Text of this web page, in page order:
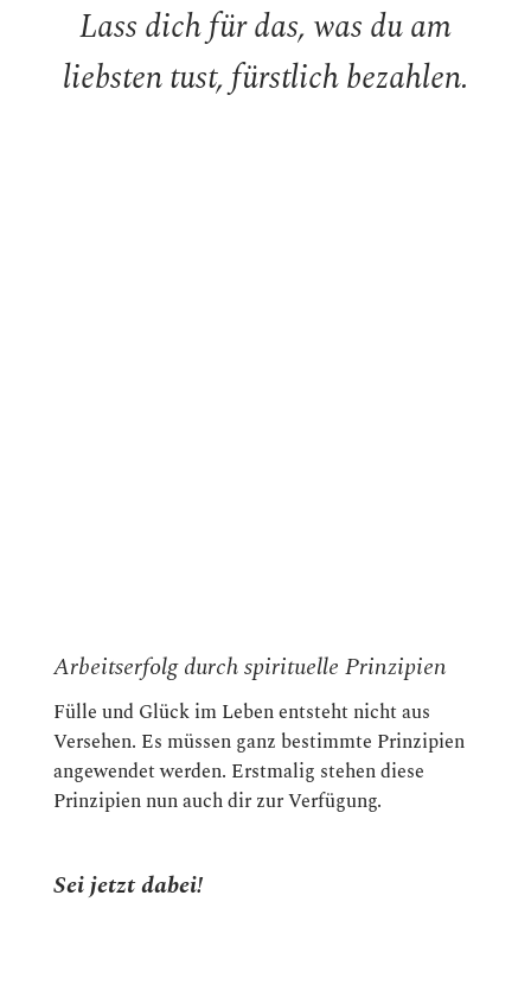
Lass dich für das, was du am
liebsten tust, fürstlich bezahlen.
Arbeitserfolg durch spirituelle Prinzipien
Fülle und Glück im Leben entsteht nicht aus
Versehen. Es müssen ganz bestimmte Prinzipien
angewendet werden. Erstmalig stehen diese
Prinzipien nun auch dir zur Verfügung.
Sei jetzt dabei!